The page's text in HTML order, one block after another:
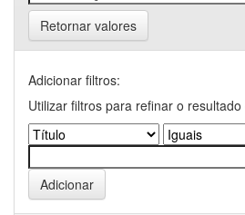
Retornar valores
Adicionar filtros:
Utilizar filtros para refinar o